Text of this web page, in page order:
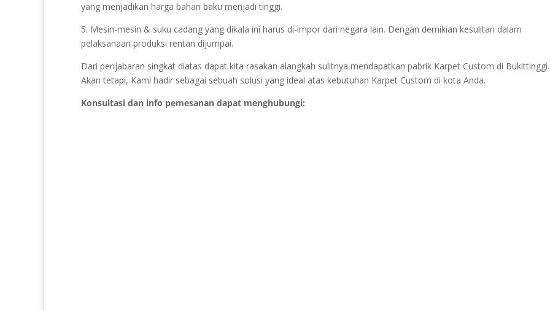
yang menjadikan harga bahan baku menjadi tinggi.
5. Mesin-mesin & suku cadang yang dikala ini harus di-impor dari negara lain. Dengan demikian kesulitan dalam
pelaksanaan produksi rentan dijumpai.
Dari penjabaran singkat diatas dapat kita rasakan alangkah sulitnya mendapatkan pabrik Karpet Custom di Bukittinggi.
Akan tetapi, Kami hadir sebagai sebuah solusi yang ideal atas kebutuhan Karpet Custom di kota Anda.
Konsultasi dan info pemesanan dapat menghubungi: